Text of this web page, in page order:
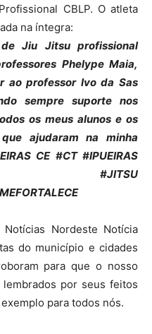
CBLP. O atleta
na íntegra:
de Jiu Jitsu profissional
Phelype Maia,
ao professor Ivo da Sas
sempre suporte nos
os meus alunos e os
ajudaram na minha
CE #CT #IPUEIRAS
Nordeste Notícia
do município e cidades
para que o nosso
por seus feitos
para todos nós.